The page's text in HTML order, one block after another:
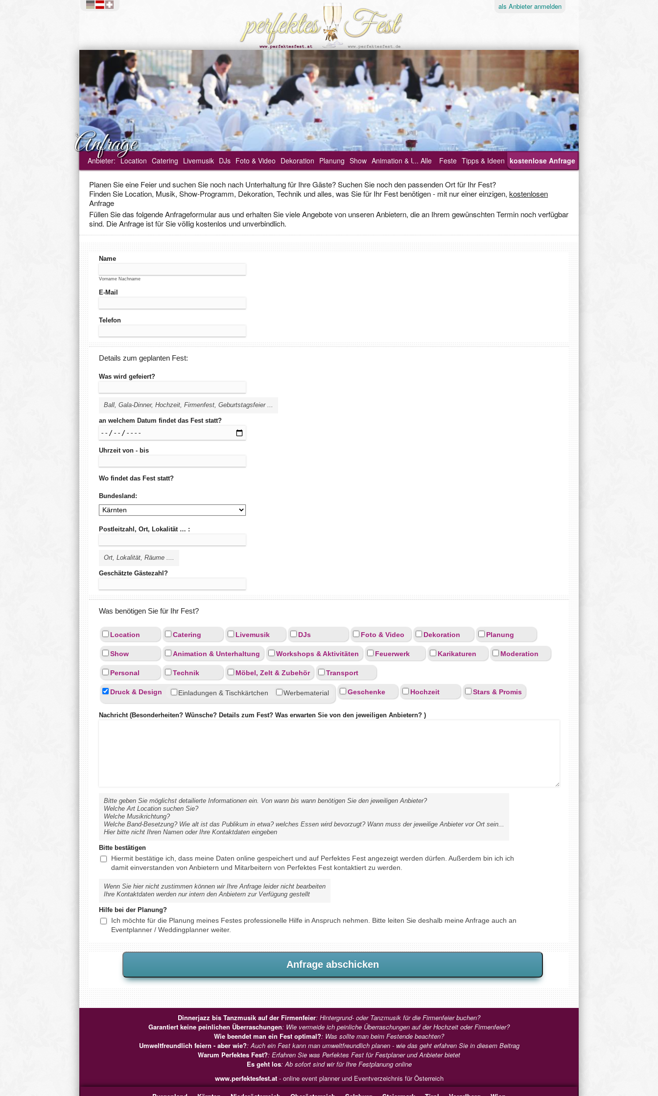
als Anbieteranmelden
Anbieter: Location Catering Livemusik DJs Foto & Video Dekoration Planung Show Animation & Unterhaltung Workshops & Aktivitäten Feuerwerk Karikaturen
... Alle
Feste
Geburtstagsfeier
Hochzeit
Tipps & Ideen kostenlose Anfrage
Anfrage
Planen Sie eine Feier und suchen Sie noch nach Unterhaltung für Ihre Gäste? Suchen Sie noch den passenden Ort für Ihr Fest?
Finden Sie Location, Musik, Show-Programm, Dekoration, Technik und alles, was Sie für Ihr Fest benötigen - mit nur einer einzigen, kostenlosen
Anfrage
Füllen Sie das folgende Anfrageformular aus und erhalten Sie viele Angebote von unseren Anbietern, die an Ihrem gewünschten Termin noch verfügbar
sind. Die Anfrage ist für Sie völlig kostenlos und unverbindlich.
Name
Vorname Nachname
E-Mail
Telefon
Details zum geplanten Fest:
Was wird gefeiert?
Ball, Gala-Dinner, Hochzeit, Firmenfest, Geburtstagsfeier ...
an welchem Datum findet das Fest statt?
Uhrzeit von - bis
Wo findet das Fest statt?
Bundesland:
Postleitzahl, Ort, Lokalität … :
Ort, Lokalität, Räume ....
Geschätzte Gästezahl?
Was benötigen Sie für Ihr Fest?
Location Catering Livemusik DJs Foto & Video Dekoration Planung
Show Animation & Unterhaltung Workshops & Aktivitäten Feuerwerk Karikaturen Moderation
Personal Technik Möbel, Zelt & Zubehör Transport
Druck & Design Einladungen & Tischkärtchen Werbematerial Geschenke Hochzeit Stars & Promis
Nachricht (Besonderheiten? Wünsche? Details zum Fest? Was erwarten Sie von den jeweiligen Anbietern? )
Bitte geben Sie möglichst detailierte Informationen ein. Von wann bis wann benötigen Sie den jeweiligen Anbieter?
Welche Art Location suchen Sie?
Welche Musikrichtung?
Welche Band-Besetzung? Wie alt ist das Publikum in etwa? welches Essen wird bevorzugt? Wann muss der jeweilige Anbieter vor Ort sein...
Hier bitte nicht Ihren Namen oder Ihre Kontaktdaten eingeben
Bitte bestätigen
Hiermit bestätige ich, dass meine Daten online gespeichert und auf Perfektes Fest angezeigt werden dürfen. Außerdem bin ich ich
damit einverstanden von Anbietern und Mitarbeitern von Perfektes Fest kontaktiert zu werden.
Wenn Sie hier nicht zustimmen können wir Ihre Anfrage leider nicht bearbeiten
Ihre Kontaktdaten werden nur intern den Anbietern zur Verfügung gestellt
Hilfe bei der Planung?
Ich möchte für die Planung meines Festes professionelle Hilfe in Anspruch nehmen. Bitte leiten Sie deshalb meine Anfrage auch an
Eventplanner / Weddingplanner weiter.
Dinnerjazz bis Tanzmusik auf der Firmenfeier: Hintergrund- oder Tanzmusik für die Firmenfeier buchen?
Garantiert keine peinlichen Überraschungen: Wie vermeide ich peinliche Überraschungen auf der Hochzeit oder Firmenfeier?
Wie beendet man ein Fest optimal?: Was sollte man beim Festende beachten?
Umweltfreundlich feiern - aber wie?: Auch ein Fest kann man umweltfreundlich planen - wie das geht erfahren Sie in diesem Beitrag
Warum Perfektes Fest?: Erfahren Sie was Perfektes Fest für Festplaner und Anbieter bietet
Es geht los: Ab sofort sind wir für Ihre Festplanung online
www.perfektesfest.at- online event planner und Eventverzeichnis für Österreich